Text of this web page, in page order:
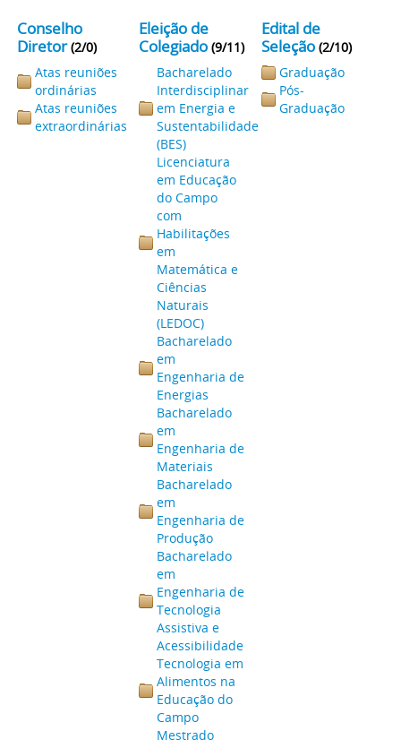
Conselho
Diretor (2/0)
Atas reuniões
ordinárias
Atas reuniões
extraordinárias
Eleição de
Colegiado (9/11)
Bacharelado
Interdisciplinar
em Energia e
Sustentabilidade
(BES)
Licenciatura
em Educação
do Campo
com
Habilitações
em
Matemática e
Ciências
Naturais
(LEDOC)
Bacharelado
em
Engenharia de
Energias
Bacharelado
em
Engenharia de
Materiais
Bacharelado
em
Engenharia de
Produção
Bacharelado
em
Engenharia de
Tecnologia
Assistiva e
Acessibilidade
Tecnologia em
Alimentos na
Educação do
Campo
Mestrado
Edital de
Seleção (2/10)
Graduação
Pós-
Graduação